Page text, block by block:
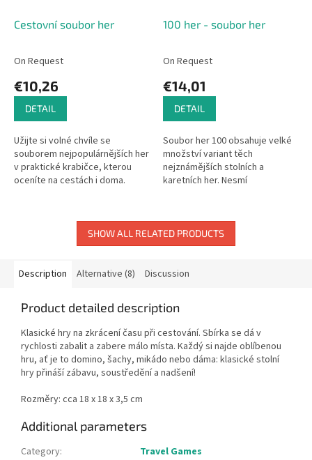
Cestovní soubor her
On Request
€10,26
DETAIL
Užijte si volné chvíle se
souborem nejpopulárnějších her
v praktické krabičce, kterou
oceníte na cestách i doma.
100 her - soubor her
On Request
€14,01
DETAIL
Soubor her 100 obsahuje velké
množství variant těch
nejznámějších stolních a
karetních her. Nesmí
Člověče. Všechny herní...
SHOW ALL RELATED PRODUCTS
Description Alternative (8) Discussion
Product detailed description
Klasické hry na zkrácení času při cestování. Sbírka se dá v
rychlosti zabalit a zabere málo místa. Každý si najde oblíbenou
hru, ať je to domino, šachy, mikádo nebo dáma: klasické stolní
hry přináší zábavu, soustředění a nadšení!
Rozměry: cca 18 x 18 x 3,5 cm
Additional parameters
Category:
Travel Games